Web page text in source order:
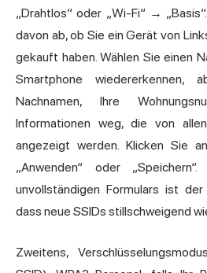
„Drahtlos“ oder „Wi-Fi“ →
davon ab, ob Sie ein Gerät von
gekauft haben. Wählen Sie einen
Smartphone wiedererkennen,
Nachnamen, Ihre
Informationen weg, die von
angezeigt werden. Klicken Sie
„Anwenden“ oder
unvollständigen Formulars ist
dass neue SSIDs stillschweigend
Zweitens,